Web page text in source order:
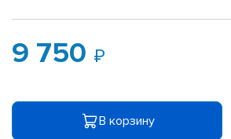
9 750
В корзину